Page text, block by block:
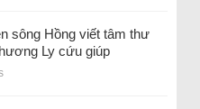
sông Hồng viết tâm thư
Ly cứu giúp